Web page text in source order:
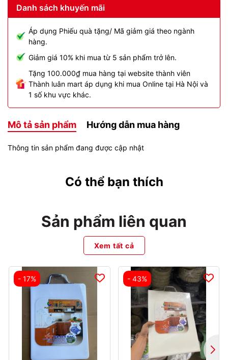
Danh sách khuyến mãi
Áp dụng Phiếu quà tặng/ Mã giảm giá theo ngành
hàng.
Giảm giá 10% khi mua từ 5 sản phẩm trở lên.
Tặng 100.000₫ mua hàng tại website thành viên
Thành luân mart áp dụng khi mua Online tại Hà Nội và
1 số khu vực khác.
Mô tả sản phẩm Hướng dẫn mua hàng
Thông tin sản phẩm đang được cập nhật
Có thể bạn thích
Sản phẩm liên quan
Xem tất cả
- 17% - 43%